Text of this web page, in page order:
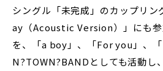
シングル「未完成」のカップリ
ay（Acoustic Version）」にも参
を、「a boy」、「For you」、
N?TOWN?BANDとしても活動し